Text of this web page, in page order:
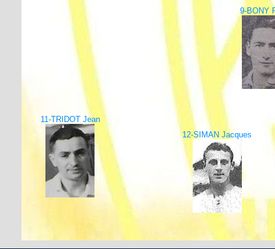
9-BONY
11-TRIDOT Jean
12-SIMAN Jacques